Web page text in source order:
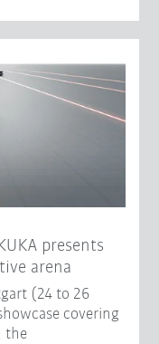
presents
arena
(24 to 26
covering
the